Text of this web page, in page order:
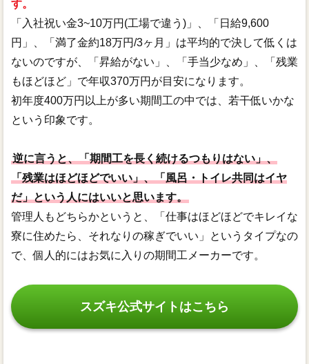
す。
「入社祝い金3~10万円(工場で違う)」、「日給9,600
円」、「満了金約18万円/3ヶ月」は平均的で決して低くは
ないのですが、「昇給がない」、「手当少なめ」、「残業
もほどほど」で年収370万円が目安になります。
初年度400万円以上が多い期間工の中では、若干低いかな
という印象です。
逆に言うと、「期間工を長く続けるつもりはない」、
「残業はほどほどでいい」、「風呂・トイレ共同はイヤ
だ」という人にはいいと思います。
管理人もどちらかというと、「仕事はほどほどでキレイな
寮に住めたら、それなりの稼ぎでいい」というタイプなの
で、個人的にはお気に入りの期間工メーカーです。
スズキ公式サイトはこちら